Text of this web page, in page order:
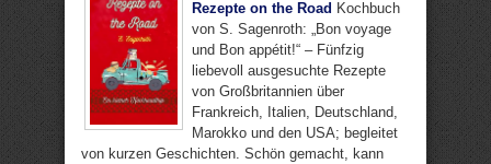
Rezepte on the Road Kochbuch
von S. Sagenroth: „Bon voyage
und Bon appétit!“ – Fünfzig
liebevoll ausgesuchte Rezepte
von Großbritannien über
Frankreich, Italien, Deutschland,
Marokko und den USA; begleitet
von kurzen Geschichten. Schön gemacht, kann